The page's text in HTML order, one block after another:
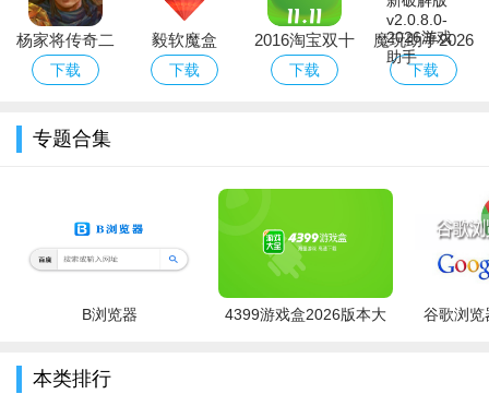
杨家将传奇二
线攻略（含数
下载
毅软魔盒
下载
2016淘宝双十
一购物省钱返
下载
魔玩助手2026
最新破解版
下载
专题合集
B浏览器
4399游戏盒2026版本大
谷歌浏览
本类排行